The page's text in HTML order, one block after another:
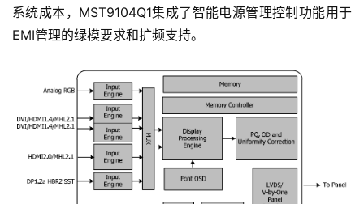
系统成本，MST9104Q1集成了智能电源管理控制功能用于
EMI管理的绿模要求和扩频支持。